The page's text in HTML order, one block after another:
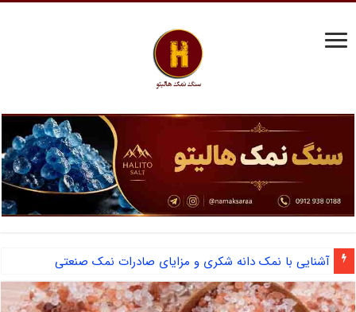
آشنایی با نمک دانه شکری و مزایای صادرات نمک صنعتی
مرکز فروش نمک سختی گیر دیگ بخار و احیای رزین